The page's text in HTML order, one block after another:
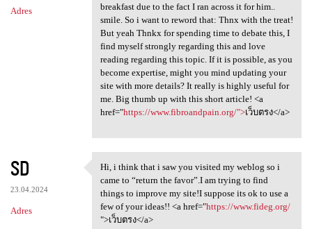
Adres
breakfast due to the fact I ran across it for him..
smile. So i want to reword that: Thnx with the treat!
But yeah Thnkx for spending time to debate this, I
find myself strongly regarding this and love
reading regarding this topic. If it is possible, as you
become expertise, might you mind updating your
site with more details? It really is highly useful for
me. Big thumb up with this short article! <a
href="https://www.fibroandpain.org/">เว็บตรง</a>
SD
23.04.2024
Adres
Hi, i think that i saw you
Hi, i think that i saw you visited my weblog so i
came to “return the favor”.I am trying to find
things to improve my site!I suppose its ok to use a
few of your ideas!! <a href="https://www.fideg.org/
">เว็บตรง</a>